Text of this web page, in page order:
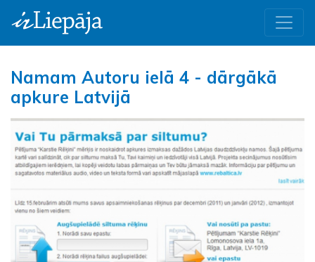
Namam Autoru ielā 4 - dārgākā
apkure Latvijā